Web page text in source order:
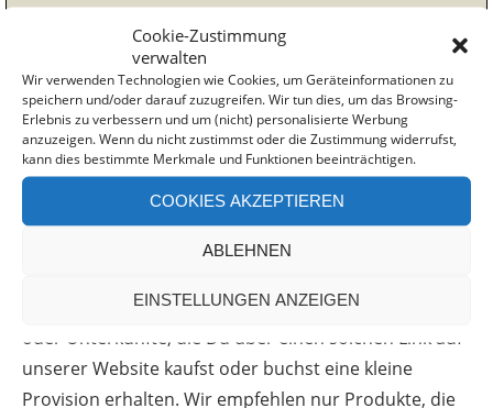
Cookie-Zustimmung
verwalten
Wir verwenden Technologien wie Cookies, um Geräteinformationen zu
speichern und/oder darauf zuzugreifen. Wir tun dies, um das Browsing-
Erlebnis zu verbessern und um (nicht) personalisierte Werbung
anzuzeigen. Wenn du nicht zustimmst oder die Zustimmung widerrufst,
kann dies bestimmte Merkmale und Funktionen beeinträchtigen.
COOKIES AKZEPTIEREN
ABLEHNEN
EINSTELLUNGEN ANZEIGEN
Hintergrundinformationen und hilfreiche Tipps für
eine Reise mit der Transsib bietet.
Den Reiseführer kannst Du hier kaufen*
Affiliate-Links. Das bedeutet, dass wir für alle Artikel
oder Unterkünfte, die Du über einen solchen Link auf
unserer Website kaufst oder buchst eine kleine
Provision erhalten. Wir empfehlen nur Produkte, die